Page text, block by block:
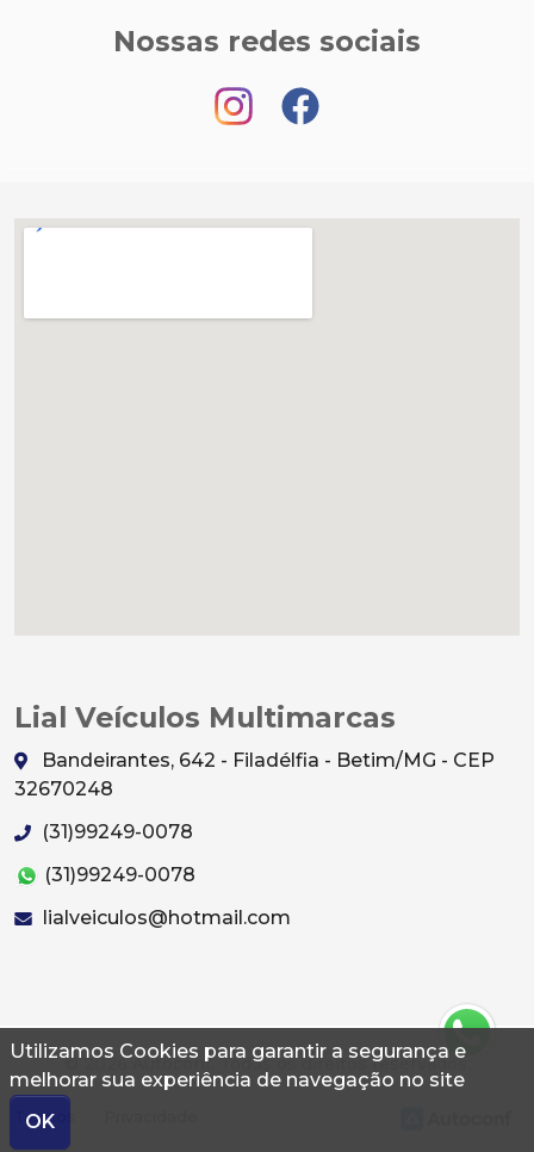
Utilizamos Cookies para garantir a segurança e
melhorar sua experiência de navegação no site
OK
Nossas redes sociais
Lial Veículos Multimarcas
Bandeirantes, 642 - Filadélfia - Betim/MG - CEP
32670248
(31)99249-0078
(31)99249-0078
lialveiculos@hotmail.com
© 2026 Autoconf. Todos os direitos reservados.
Termos